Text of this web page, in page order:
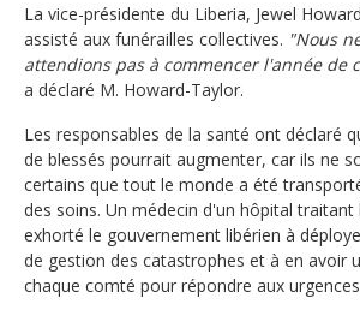
La vice-présidente du Liberia, Jewel
assisté aux funérailles collectives. "Nous
attendions pas à commencer l'année de
a déclaré M. Howard-Taylor.
Les responsables de la santé ont déclaré
de blessés pourrait augmenter, car ils ne
certains que tout le monde a été
des soins. Un médecin d'un hôpital traitant
exhorté le gouvernement libérien à
de gestion des catastrophes et à en avoir
chaque comté pour répondre aux